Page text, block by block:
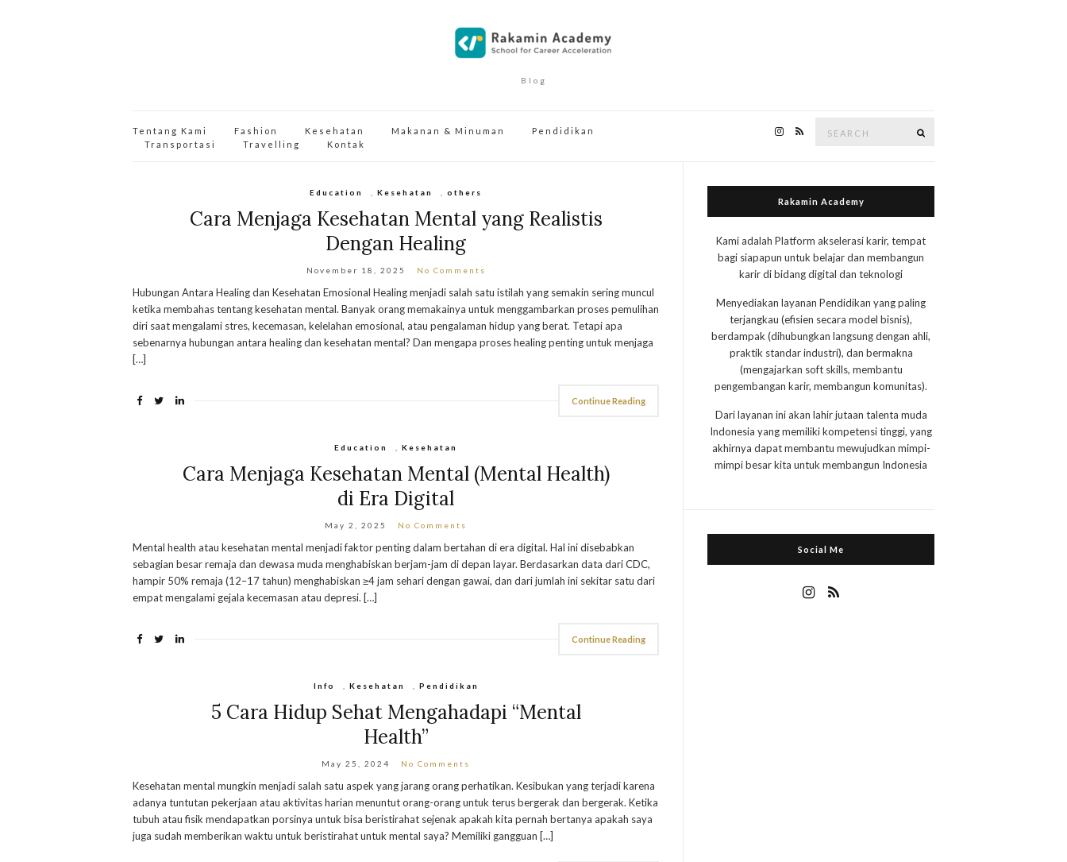
Blog
Tentang Kami Fashion Kesehatan Makanan & Minuman
Pendidikan
Transportasi
Travelling Kontak
Education ,Kesehatan ,others
Cara Menjaga Kesehatan Mental yang Realistis
Dengan Healing
November 18, 2025 No Comments
Hubungan Antara Healing dan Kesehatan Emosional Healing menjadi salah satu istilah yang semakin sering muncul
ketika membahas tentang kesehatan mental. Banyak orang memakainya untuk menggambarkan proses pemulihan
diri saat mengalami stres, kecemasan, kelelahan emosional, atau pengalaman hidup yang berat. Tetapi apa
sebenarnya hubungan antara healing dan kesehatan mental? Dan mengapa proses healing penting untuk menjaga
[…]
Continue Reading
Education ,Kesehatan
Cara Menjaga Kesehatan Mental (Mental Health)
di Era Digital
May 2, 2025 No Comments
Mental health atau kesehatan mental menjadi faktor penting dalam bertahan di era digital. Hal ini disebabkan
sebagian besar remaja dan dewasa muda menghabiskan berjam-jam di depan layar. Berdasarkan data dari CDC,
hampir 50% remaja (12–17 tahun) menghabiskan ≥4 jam sehari dengan gawai, dan dari jumlah ini sekitar satu dari
empat mengalami gejala kecemasan atau depresi. […]
Continue Reading
Info Kesehatan Pendidikan
5 Cara Hidup Sehat Mengahadapi “Mental
Health”
May 25, 2024 No Comments
Kesehatan mental mungkin menjadi salah satu aspek yang jarang orang perhatikan. Kesibukan yang terjadi karena
adanya tuntutan pekerjaan atau aktivitas harian menuntut orang-orang untuk terus bergerak dan bergerak. Ketika
tubuh atau fisik mendapatkan porsinya untuk bisa beristirahat sejenak apakah kita pernah bertanya apakah saya
juga sudah memberikan waktu untuk beristirahat untuk mental saya? Memiliki gangguan […]
Rakamin Academy
Kami adalah Platform akselerasi karir, tempat
bagi siapapun untuk belajar dan membangun
karir di bidang digital dan teknologi
Menyediakan layanan Pendidikan yang paling
terjangkau (efisien secara model bisnis),
berdampak (dihubungkan langsung dengan ahli,
praktik standar industri), dan bermakna
(mengajarkan soft skills, membantu
pengembangan karir, membangun komunitas).
Dari layanan ini akan lahir jutaan talenta muda
Indonesia yang memiliki kompetensi tinggi, yang
akhirnya dapat membantu mewujudkan mimpi-
mimpi besar kita untuk membangun Indonesia
Social Me